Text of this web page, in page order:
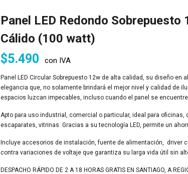
Panel LED Redondo
Cálido (100 watt)
$5.490 con IVA
Panel LED Circular Sobrepuesto 12w de alta calidad, su diseño en
elegancia que, no solamente brindará el mejor nivel y calidad de
espacios luzcan impecables, incluso cuando el panel se
Apto para uso industrial, comercial o particular, ideal para
escaparates, vitrinas. Gracias a su tecnología LED, permite un
Incluye accesorios de instalación, fuente de alimentación, driver
contra variaciones de voltaje que garantiza su larga vida útil sin
DESPACHO RÁPIDO DE 2 A 18 HORAS GRATIS EN SANTIAGO, A